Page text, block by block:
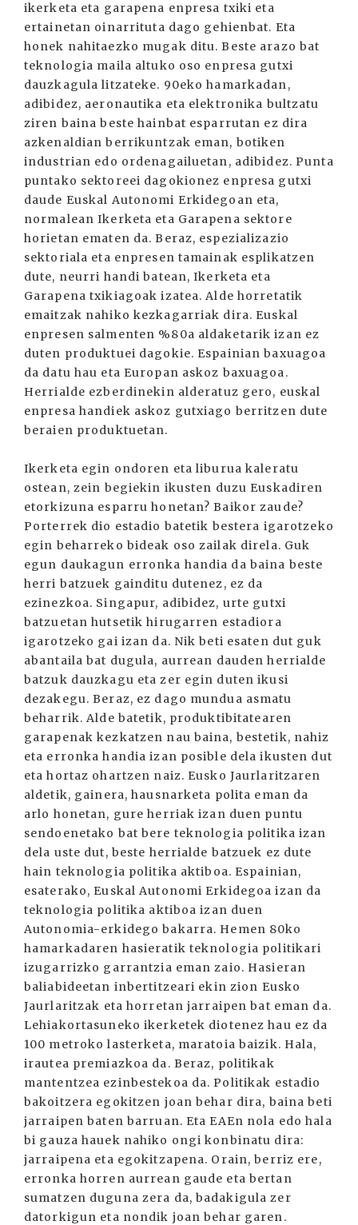
ikerketa eta garapena enpresa txiki eta
ertainetan oinarrituta dago gehienbat. Eta
honek nahitaezko mugak ditu. Beste arazo bat
teknologia maila altuko oso enpresa gutxi
dauzkagula litzateke. 90eko hamarkadan,
adibidez, aeronautika eta elektronika bultzatu
ziren baina beste hainbat esparrutan ez dira
azkenaldian berrikuntzak eman, botiken
industrian edo ordenagailuetan, adibidez. Punta
puntako sektoreei dagokionez enpresa gutxi
daude Euskal Autonomi Erkidegoan eta,
normalean Ikerketa eta Garapena sektore
horietan ematen da. Beraz, espezializazio
sektoriala eta enpresen tamainak esplikatzen
dute, neurri handi batean, Ikerketa eta
Garapena txikiagoak izatea. Alde horretatik
emaitzak nahiko kezkagarriak dira. Euskal
enpresen salmenten %80a aldaketarik izan ez
duten produktuei dagokie. Espainian baxuagoa
da datu hau eta Europan askoz baxuagoa.
Herrialde ezberdinekin alderatuz gero, euskal
enpresa handiek askoz gutxiago berritzen dute
beraien produktuetan.
Ikerketa egin ondoren eta liburua kaleratu
ostean, zein begiekin ikusten duzu Euskadiren
etorkizuna esparru honetan? Baikor zaude?
Porterrek dio estadio batetik bestera igarotzeko
egin beharreko bideak oso zailak direla. Guk
egun daukagun erronka handia da baina beste
herri batzuek gainditu dutenez, ez da
ezinezkoa. Singapur, adibidez, urte gutxi
batzuetan hutsetik hirugarren estadiora
igarotzeko gai izan da. Nik beti esaten dut guk
abantaila bat dugula, aurrean dauden herrialde
batzuk dauzkagu eta zer egin duten ikusi
dezakegu. Beraz, ez dago mundua asmatu
beharrik. Alde batetik, produktibitatearen
garapenak kezkatzen nau baina, bestetik, nahiz
eta erronka handia izan posible dela ikusten dut
eta hortaz ohartzen naiz. Eusko Jaurlaritzaren
aldetik, gainera, hausnarketa polita eman da
arlo honetan, gure herriak izan duen puntu
sendoenetako bat bere teknologia politika izan
dela uste dut, beste herrialde batzuek ez dute
hain teknologia politika aktiboa. Espainian,
esaterako, Euskal Autonomi Erkidegoa izan da
teknologia politika aktiboa izan duen
Autonomia-erkidego bakarra. Hemen 80ko
hamarkadaren hasieratik teknologia politikari
izugarrizko garrantzia eman zaio. Hasieran
baliabideetan inbertitzeari ekin zion Eusko
Jaurlaritzak eta horretan jarraipen bat eman da.
Lehiakortasuneko ikerketek diotenez hau ez da
100 metroko lasterketa, maratoia baizik. Hala,
irautea premiazkoa da. Beraz, politikak
mantentzea ezinbestekoa da. Politikak estadio
bakoitzera egokitzen joan behar dira, baina beti
jarraipen baten barruan. Eta EAEn nola edo hala
bi gauza hauek nahiko ongi konbinatu dira:
jarraipena eta egokitzapena. Orain, berriz ere,
erronka horren aurrean gaude eta bertan
sumatzen duguna zera da, badakigula zer
datorkigun eta nondik joan behar garen.